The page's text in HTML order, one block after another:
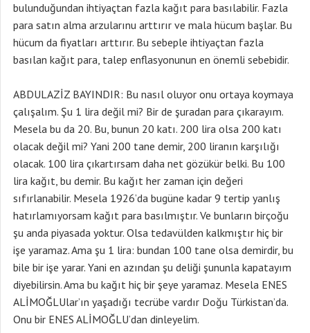
bulunduğundan ihtiyaçtan fazla kağıt para basılabilir. Fazla
para satın alma arzularınu arttırır ve mala hücum başlar. Bu
hücum da fiyatları arttırır. Bu sebeple ihtiyaçtan fazla
basılan kağıt para, talep enflasyonunun en önemli sebebidir.
ABDULAZİZ BAYINDIR: Bu nasıl oluyor onu ortaya koymaya
çalışalım. Şu 1 lira değil mi? Bir de şuradan para çıkarayım.
Mesela bu da 20. Bu, bunun 20 katı. 200 lira olsa 200 katı
olacak değil mi? Yani 200 tane demir, 200 liranın karşılığı
olacak. 100 lira çıkartırsam daha net gözükür belki. Bu 100
lira kağıt, bu demir. Bu kağıt her zaman için değeri
sıfırlanabilir. Mesela 1926’da bugüne kadar 9 tertip yanlış
hatırlamıyorsam kağıt para basılmıştır. Ve bunların birçoğu
şu anda piyasada yoktur. Olsa tedavülden kalkmıştır hiç bir
işe yaramaz. Ama şu 1 lira: bundan 100 tane olsa demirdir, bu
bile bir işe yarar. Yani en azından şu deliği şununla kapatayım
diyebilirsin. Ama bu kağıt hiç bir şeye yaramaz. Mesela ENES
ALİMOĞLUlar’ın yaşadığı tecrübe vardır Doğu Türkistan’da.
Onu bir ENES ALİMOĞLU’dan dinleyelim.